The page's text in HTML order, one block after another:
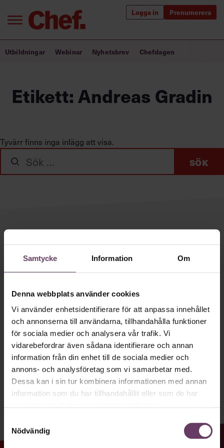
Samtycke Information Om
Denna webbplats använder cookies
Vi använder enhetsidentifierare för att anpassa innehållet
och annonserna till användarna, tillhandahålla funktioner
för sociala medier och analysera vår trafik. Vi
vidarebefordrar även sådana identifierare och annan
information från din enhet till de sociala medier och
annons- och analysföretag som vi samarbetar med.
Dessa kan i sin tur kombinera informationen med annan
information som du har tillhandahållit eller som de har
Nödvändig
Logga in Prenumerera
Logga in
Prenumerera
Villkor och policy för
personuppgiftsbehandling
Sök
Bra ledare förändrar världen
Utbildning för ledare
Populära utbildningar
Utbildningar Webinar Nyhetsbrev Chefdagen
Etikett:Andreas Gradin
Tyvärr finns inga inlägg att visa.
Sök
efter:
Håll dig uppdaterad med våra
nyhetsbrev!
Våra populära nyhetsbrev samlar varje
Chefakademin. Ledarskapsnytta och
inspiration för dig som är chef, ledare
och/eller HR. Missa inget – börja
prenumerera idag! Det är helt kostnadsfritt.
JA TACK, JAG VILL HA NYHETSBREV!